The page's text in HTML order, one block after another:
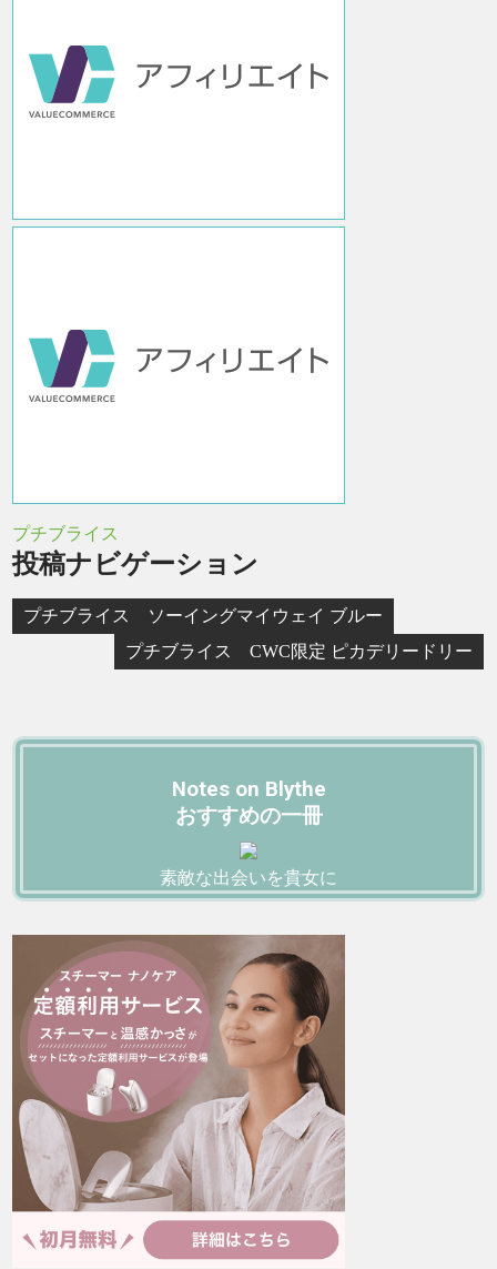
プチブライス
投稿ナビゲーション
プチブライス ソーイングマイウェイ ブルー
プチブライス CWC限定 ピカデリードリー
Notes on Blythe
おすすめの一冊
素敵な出会いを貴女に